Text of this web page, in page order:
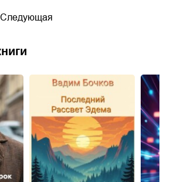
Следующая